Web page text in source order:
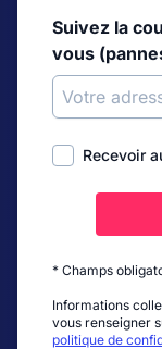
Suivez la
vous
Recevoir
* Champs
Informations
vous renseigner
politique de